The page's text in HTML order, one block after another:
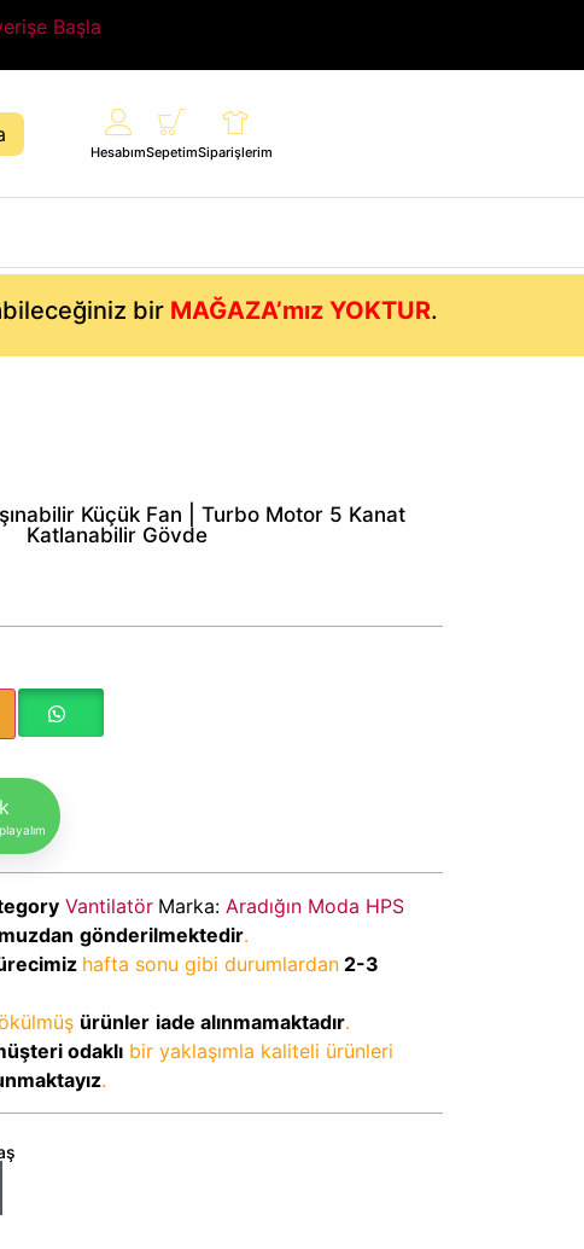
Başla
HesabımSepetimSiparişlerim
bir MAĞAZA’mız YOKTUR.
Küçük Fan | Turbo Motor 5 Kanat
Katlanabilir Gövde
Vantilatör Marka: Aradığın Moda HPS
gönderilmektedir.
hafta sonu gibi durumlardan 2-3
ürünler iade alınmamaktadır.
odaklı bir yaklaşımla kaliteli ürünleri
.